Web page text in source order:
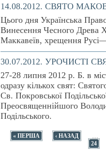
14.08.2012. СВЯТО
Цього дня Українська
Винесення Чесного Древа
Маккавеїв, хрещення
30.07.2012. УРОЧИСТІ
27-28 липня 2012 р. Б. в
одразу кількох свят:
Св. Покровської
Преосвященнійшого
Подільського.
« ПЕРША ‹ НАЗАД
24